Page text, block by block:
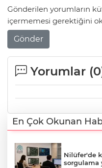
Gönderilen yorumların
içermemesi gerektiğini
Gönder
Yorumlar (0
En Çok Okunan
Nilüfer'de
sorgulama